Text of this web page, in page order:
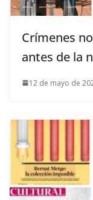
Crímenes
antes de la
12 de mayo de